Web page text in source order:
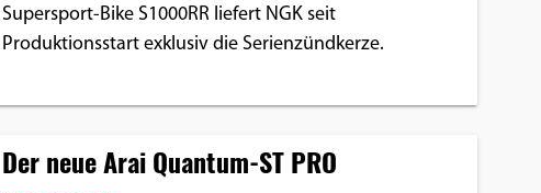
Supersport-Bike S1000RR liefert NGK seit
Produktionsstart exklusiv die Serienzündkerze.
Der neue Arai Quantum-ST PRO